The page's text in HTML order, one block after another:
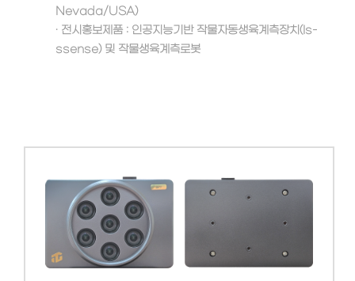
Nevada/USA)
· 전시홍보제품 : 인공지능기반 작물자동생육계측장치(Is-
ssense) 및 작물생육계측로봇